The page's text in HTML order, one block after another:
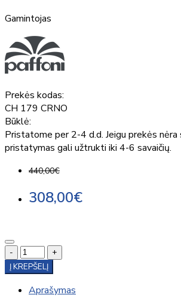
Gamintojas
Prekės kodas:
CH 179 CRNO
Būklė:
Pristatome per 2-4 d.d. Jeigu prekės nėra
pristatymas gali užtrukti iki 4-6 savaičių.
440,00€
308,00€
-
+
Į KREPŠELĮ
Aprašymas